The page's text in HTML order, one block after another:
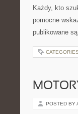
Każdy, kto
pomocne
publikowane
POSTED BY